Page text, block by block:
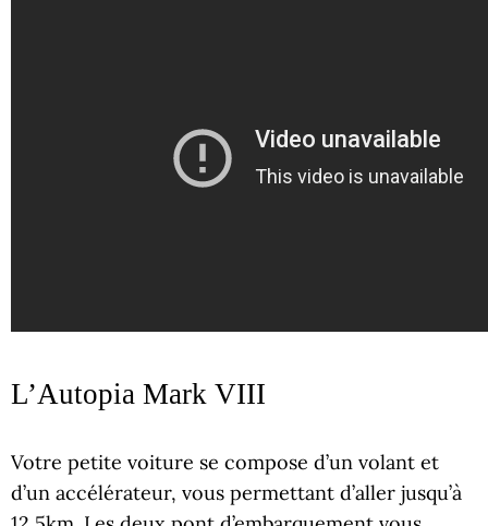
L’Autopia Mark VIII
Votre petite voiture se compose d’un volant et
d’un accélérateur, vous permettant d’aller jusqu’à